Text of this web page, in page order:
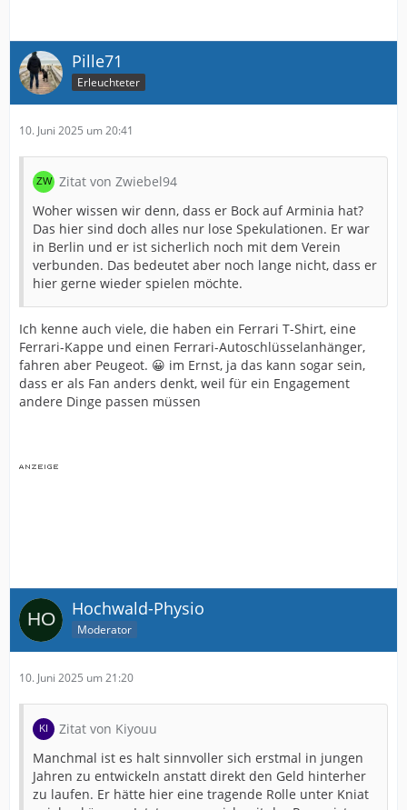
Pille71
Erleuchteter
10. Juni 2025 um 20:41
Zitat von Zwiebel94
Woher wissen wir denn, dass er Bock auf Arminia hat?
Das hier sind doch alles nur lose Spekulationen. Er war
in Berlin und er ist sicherlich noch mit dem Verein
verbunden. Das bedeutet aber noch lange nicht, dass er
hier gerne wieder spielen möchte.
Ich kenne auch viele, die haben ein Ferrari T-Shirt, eine
Ferrari-Kappe und einen Ferrari-Autoschlüsselanhänger,
fahren aber Peugeot. 😀 im Ernst, ja das kann sogar sein,
dass er als Fan anders denkt, weil für ein Engagement
andere Dinge passen müssen
Hochwald-Physio
Moderator
10. Juni 2025 um 21:20
Zitat von Kiyouu
Manchmal ist es halt sinnvoller sich erstmal in jungen
Jahren zu entwickeln anstatt direkt den Geld hinterher
zu laufen. Er hätte hier eine tragende Rolle unter Kniat